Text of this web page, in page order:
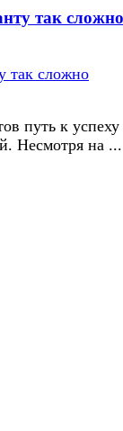
так сложно
путь к успеху
Несмотря на ...